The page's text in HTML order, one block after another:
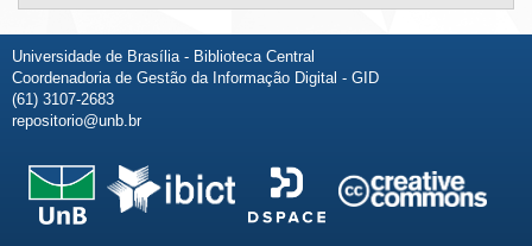
Universidade de Brasília - Biblioteca Central
Coordenadoria de Gestão da Informação Digital - GID
(61) 3107-2683
repositorio@unb.br